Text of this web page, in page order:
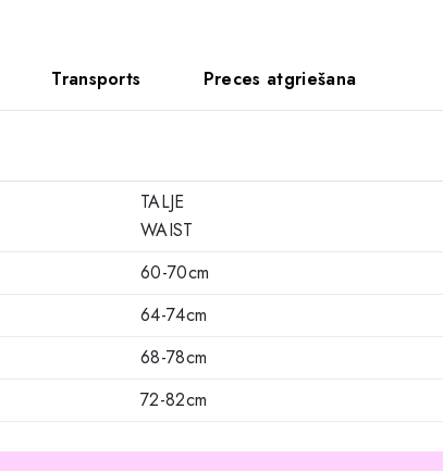
Transports Preces atgriešana
TALJE
WAIST
60-70cm
64-74cm
68-78cm
72-82cm